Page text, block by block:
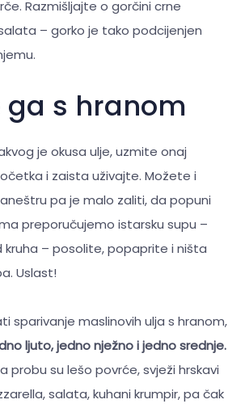
Razmišljajte o gorčini crne
– gorko je tako podcijenjen
ga s hranom
je okusa ulje, uzmite onaj
i zaista uživajte. Možete i
pa je malo zaliti, da popuni
preporučujemo istarsku supu –
kruha – posolite, popaprite i ništa
Uslast!
sparivanje maslinovih ulja s hranom,
ljuto, jedno nježno i jedno srednje.
probu su lešo povrće, svježi hrskavi
salata, kuhani krumpir, pa čak